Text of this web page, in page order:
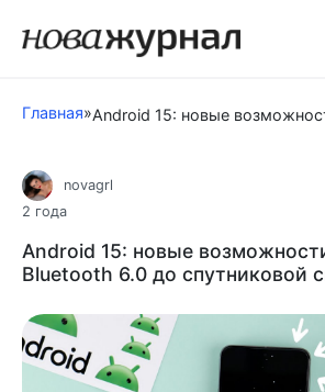
Главная»
novagrl
2 года
Android 15: новые
Bluetooth 6.0 до спутниковой